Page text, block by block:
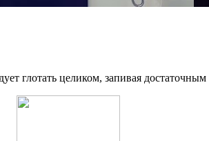
глотать целиком, запивая